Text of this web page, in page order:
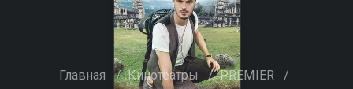
Главная / Кинотеатры / PREMIER /